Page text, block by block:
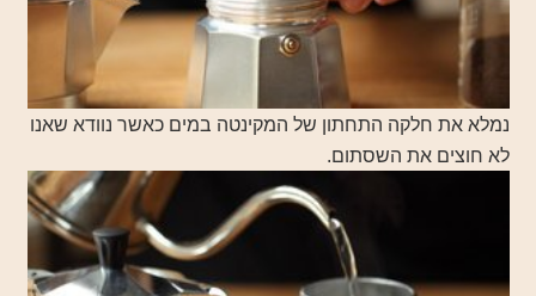
נמלא את חלקה התחתון של המקינטה במים כאשר נוודא שאנו
לא חוצים את השסתום.